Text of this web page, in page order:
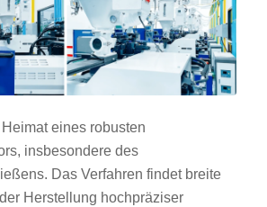
eines robusten
insbesondere des
Das Verfahren findet breite
Herstellung hochpräziser